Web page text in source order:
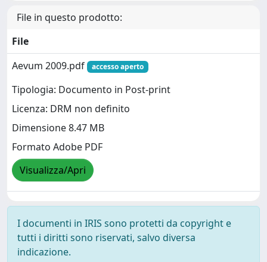
File in questo prodotto:
File
Aevum 2009.pdf
accesso aperto
Tipologia: Documento in Post-print
Licenza: DRM non definito
Dimensione 8.47 MB
Formato Adobe PDF
Visualizza/Apri
I documenti in IRIS sono protetti da copyright e
tutti i diritti sono riservati, salvo diversa
indicazione.